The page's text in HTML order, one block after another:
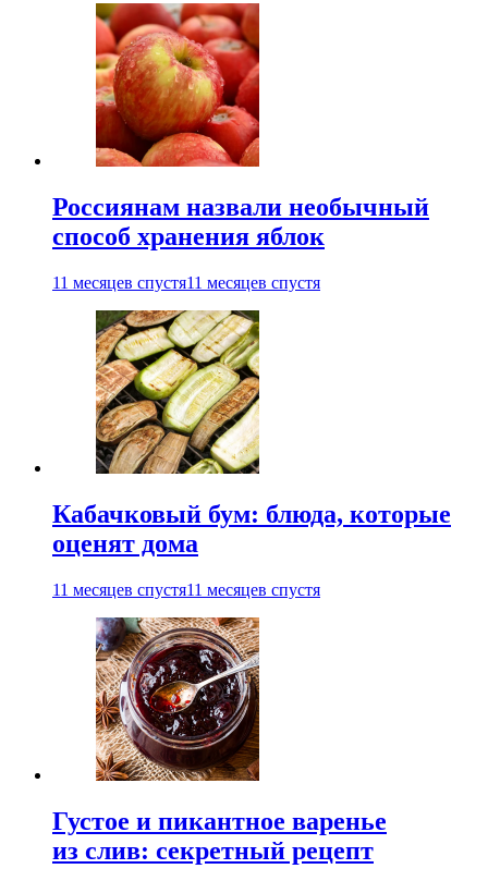
Россиянам назвали необычный
способ хранения яблок
11 месяцев спустя11 месяцев спустя
Кабачковый бум: блюда, которые
оценят дома
11 месяцев спустя11 месяцев спустя
Густое и пикантное варенье
из слив: секретный рецепт